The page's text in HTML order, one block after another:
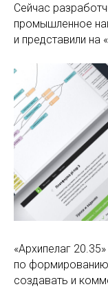
Сейчас
промышленное
и представили на
«Архипелаг
по
создавать и